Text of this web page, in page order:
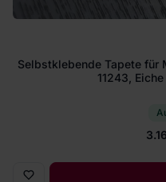
Selbstklebende Tapete
11243,